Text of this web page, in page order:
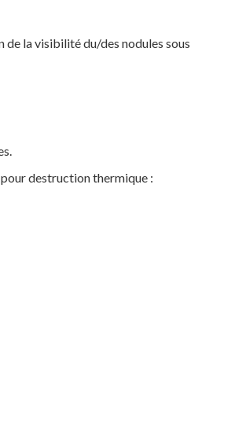
la visibilité du/des nodules sous
pour destruction thermique :